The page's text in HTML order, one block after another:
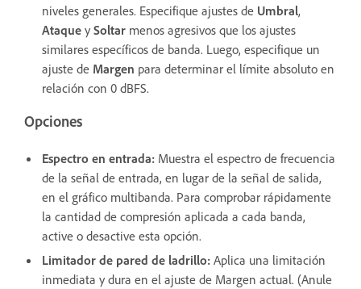
niveles generales. Especifique ajustes de Umbral,
Ataque y Soltar menos agresivos que los ajustes
similares específicos de banda. Luego, especifique un
ajuste de Margen para determinar el límite absoluto en
relación con 0 dBFS.
Opciones
Espectro en entrada: Muestra el espectro de frecuencia
de la señal de entrada, en lugar de la señal de salida,
en el gráfico multibanda. Para comprobar rápidamente
la cantidad de compresión aplicada a cada banda,
active o desactive esta opción.
Limitador de pared de ladrillo: Aplica una limitación
inmediata y dura en el ajuste de Margen actual. (Anule